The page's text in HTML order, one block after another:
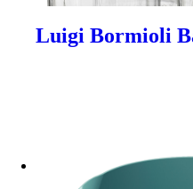
Luigi Bormioli